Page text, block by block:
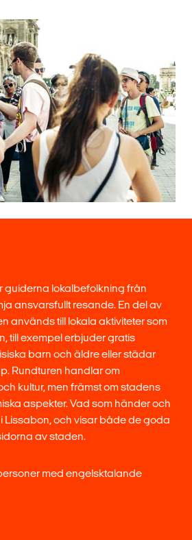
guiderna lokalbefolkning från
ansvarsfullt resande. En del av
används till lokala aktiviteter som
till exempel erbjuder gratis
barn och äldre eller städar
Rundturen handlar om
kultur, men främst om stadens
aspekter. Vad som händer och
Lissabon, och visar både de goda
av staden.
med engelsktalande